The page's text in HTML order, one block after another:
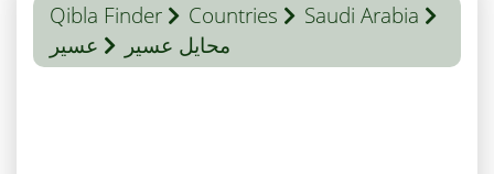
Qibla Finder Countries
Saudi Arabia
عسير
محايل عسير